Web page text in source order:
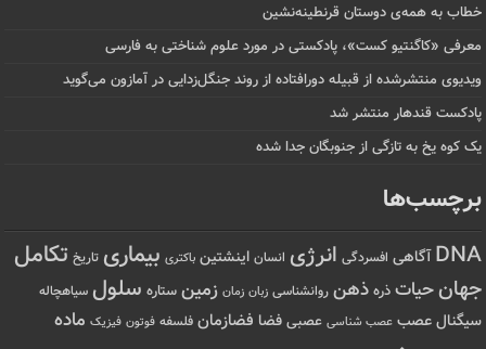
خطاب به همه‌ی دوستان قرنطینه‌نشین
معرفی «کاگنتیو کست»، پادکستی در مورد علوم شناختی به فارسی
ویدیوی منتشرشده از قبیله دورافتاده‌ از روند جنگل‌زدایی در آمازون می‌گوید
پادکست قندهار منتشر شد
یک کوه یخ به تازگی از جنوبگان جدا شده
برچسب‌ها
DNA آگاهی افسردگی انرژی انسان اینشتین باکتری بیماری تاریخ تکامل
جهانحیات ذره ذهن روانشناسی زبان زمان زمین ستاره سلول سیاهچاله
سیگنال عصب عصب شناسی عصبی فضا فضازمان فلسفه فوتون فیزیک ماده